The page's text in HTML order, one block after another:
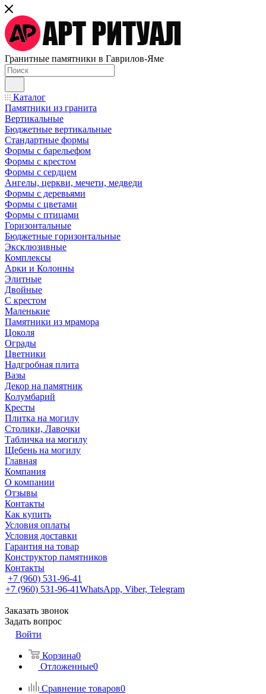
Гранитные памятники в Гаврилов-Яме
Каталог
Памятники из гранита
Вертикальные
Бюджетные вертикальные
Стандартные формы
Формы с барельефом
Формы с крестом
Формы с сердцем
Ангелы, церкви, мечети, медведи
Формы с деревьями
Формы с цветами
Формы с птицами
Горизонтальные
Бюджетные горизонтальные
Эксклюзивные
Комплексы
Арки и Колонны
Элитные
Двойные
С крестом
Маленькие
Памятники из мрамора
Цоколя
Ограды
Цветники
Надгробная плита
Вазы
Декор на памятник
Колумбарий
Кресты
Плитка на могилу
Столики, Лавочки
Табличка на могилу
Щебень на могилу
Главная
Компания
О компании
Отзывы
Контакты
Как купить
Условия оплаты
Условия доставки
Гарантия на товар
Конструктор памятников
Контакты
+7 (960) 531-96-41
+7 (960) 531-96-41WhatsApp, Viber, Telegram
Заказать звонок
Задать вопрос
Войти
Корзина0
Отложенные0
Сравнение товаров0